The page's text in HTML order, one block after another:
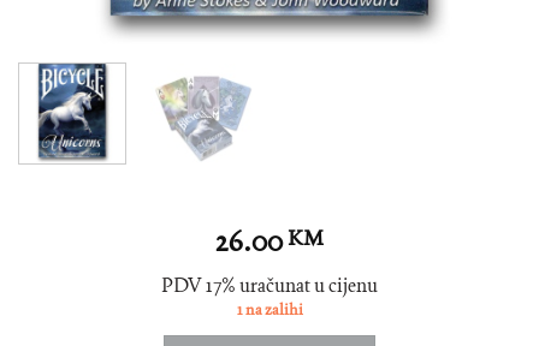
26.00KM
PDV 17% uračunat u cijenu
1 na zalihi